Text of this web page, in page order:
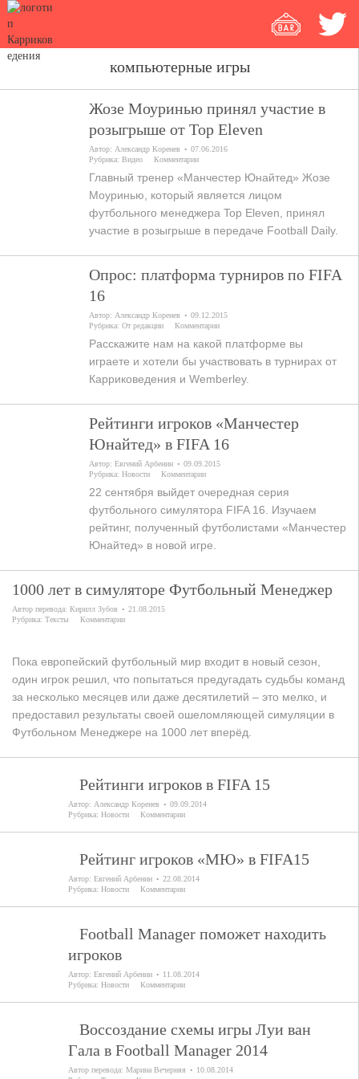
компьютерные игры
Жозе Моуринью принял участие в
розыгрыше от Top Eleven
Автор: Александр Коренев
07.06.2016
Рубрика:Видео Комментарии
Главный тренер «Манчестер Юнайтед» Жозе
Моуринью, который является лицом
футбольного менеджера Top Eleven, принял
участие в розыгрыше в передаче Football Daily.
Опрос: платформа турниров по FIFA
16
Автор: Александр Коренев
09.12.2015
Рубрика:От редакции Комментарии
Расскажите нам на какой платформе вы
играете и хотели бы участвовать в турнирах от
Карриковедения и Wemberley.
Рейтинги игроков «Манчестер
Юнайтед» в FIFA 16
Автор:Евгений Арбенин
09.09.2015
Рубрика:Новости Комментарии
22 сентября выйдет очередная серия
футбольного симулятора FIFA 16. Изучаем
рейтинг, полученный футболистами «Манчестер
Юнайтед» в новой игре.
1000 лет в симуляторе Футбольный Менеджер
Автор перевода: Кирилл Зубов
21.08.2015
Рубрика: Тексты Комментарии
Пока европейский футбольный мир входит в новый сезон,
один игрок решил, что попытаться предугадать судьбы команд
за несколько месяцев или даже десятилетий – это мелко, и
предоставил результаты своей ошеломляющей симуляции в
Футбольном Менеджере на 1000 лет вперёд.
Рейтинги игроков в FIFA 15
Автор: Александр Коренев
09.09.2014
Рубрика: Новости Комментарии
Рейтинг игроков «МЮ» в FIFA15
Автор: Евгений Арбенин
22.08.2014
Рубрика: Новости Комментарии
Football Manager поможет находить
игроков
Автор: Евгений Арбенин
11.08.2014
Рубрика: Новости Комментарии
Воссоздание схемы игры Луи ван
Гала в Football Manager 2014
Автор перевода: Марина Вечерняя
10.08.2014